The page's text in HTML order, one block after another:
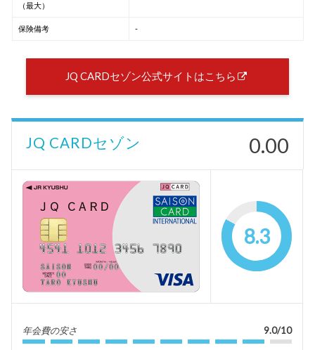
（最大）
保険備考 -
JQ CARDセゾン公式サイトはこちら
JQ CARDセゾン 0.00
8.3
年会費の安さ 9.0/10